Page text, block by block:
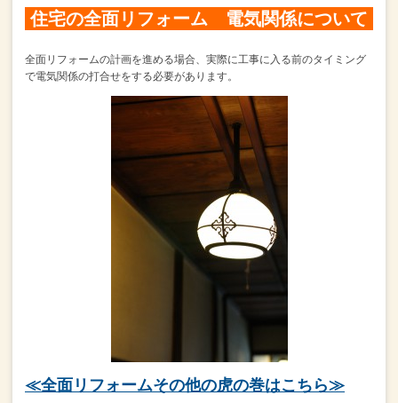
住宅の全面リフォーム 電気関係について
全面リフォームの計画を進める場合、 実際に工事に入る前のタイミング
で電気関係の打合せをする必要があります。
≪全面リフォームその他の虎の巻はこちら≫